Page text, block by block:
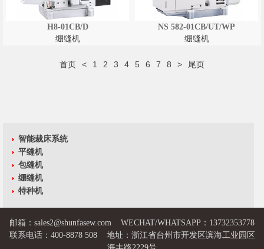
H8-01CB/D
绷缝机
NS 582-01CB/UT/WP
绷缝机
首页 < 1 2 3 4 5 6 7 8 > 尾页
智能裁床系统
平缝机
包缝机
绷缝机
特种机
邮箱： sales2@shunfasew.com WECHAT/WHATSAPP：13732353778
联系电话：400-8878 508 地址：浙江省台州市开发区滨海工业园区